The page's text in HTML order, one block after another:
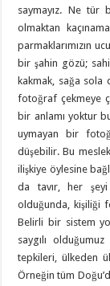
saymayız. Ne tür
olmaktan
parmaklarımızın
bir şahin gözü;
kakmak, sağa sola
fotoğraf çekmeye
bir anlamı yoktur
uymayan bir
düşebilir. Bu
ilişkiye öylesine
da tavır, her şeyi
olduğunda, kişiliği
Belirli bir sistem
saygılı
tepkileri, ülkeden
Örneğin tüm